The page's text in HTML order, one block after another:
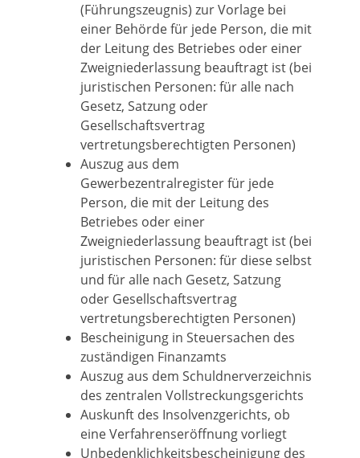
(Führungszeugnis) zur Vorlage bei
einer Behörde für jede Person, die mit
der Leitung des Betriebes oder einer
Zweigniederlassung beauftragt ist (bei
juristischen Personen: für alle nach
Gesetz, Satzung oder
Gesellschaftsvertrag
vertretungsberechtigten Personen)
Auszug aus dem
Gewerbezentralregister für jede
Person, die mit der Leitung des
Betriebes oder einer
Zweigniederlassung beauftragt ist (bei
juristischen Personen: für diese selbst
und für alle nach Gesetz, Satzung
oder Gesellschaftsvertrag
vertretungsberechtigten Personen)
Bescheinigung in Steuersachen des
zuständigen Finanzamts
Auszug aus dem Schuldnerverzeichnis
des zentralen Vollstreckungsgerichts
Auskunft des Insolvenzgerichts, ob
eine Verfahrenseröffnung vorliegt
Unbedenklichkeitsbescheinigung des